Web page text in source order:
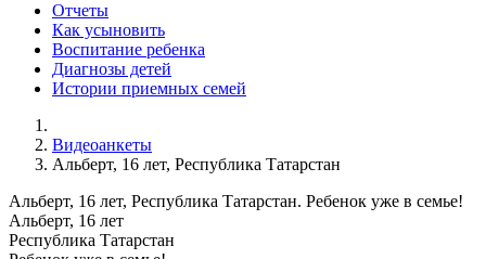
Отчеты
Как усыновить
Воспитание ребенка
Диагнозы детей
Истории приемных семей
Видеоанкеты
Альберт, 16 лет, Республика Татарстан
Альберт, 16 лет, Республика Татарстан. Ребенок уже в семье!
Альберт, 16 лет
Республика Татарстан